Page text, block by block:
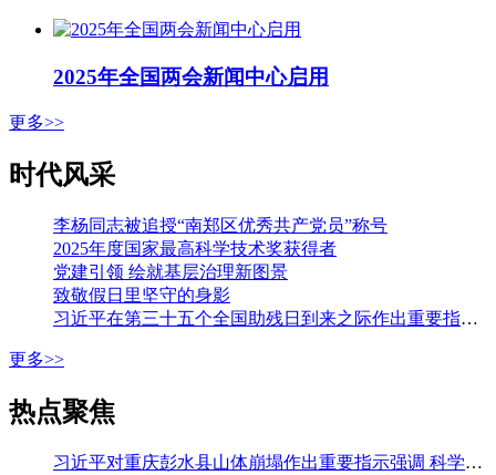
2025年全国两会新闻中心启用
更多>>
时代风采
李杨同志被追授“南郑区优秀共产党员”称号
2025年度国家最高科学技术奖获得者
党建引领 绘就基层治理新图景
致敬假日里坚守的身影
习近平在第三十五个全国助残日到来之际作出重要指示强调 从自强模范身上汲取精神力量 勇敢克服困难挑战积极追求人生梦想 李强会见第七次全国自强模范暨助残先进表彰大会代表
更多>>
热点聚焦
习近平对重庆彭水县山体崩塌作出重要指示强调 科学组织搜救 加强监测预警和巡查排险 切实保障人民群众生命财产安全 李强作出批示